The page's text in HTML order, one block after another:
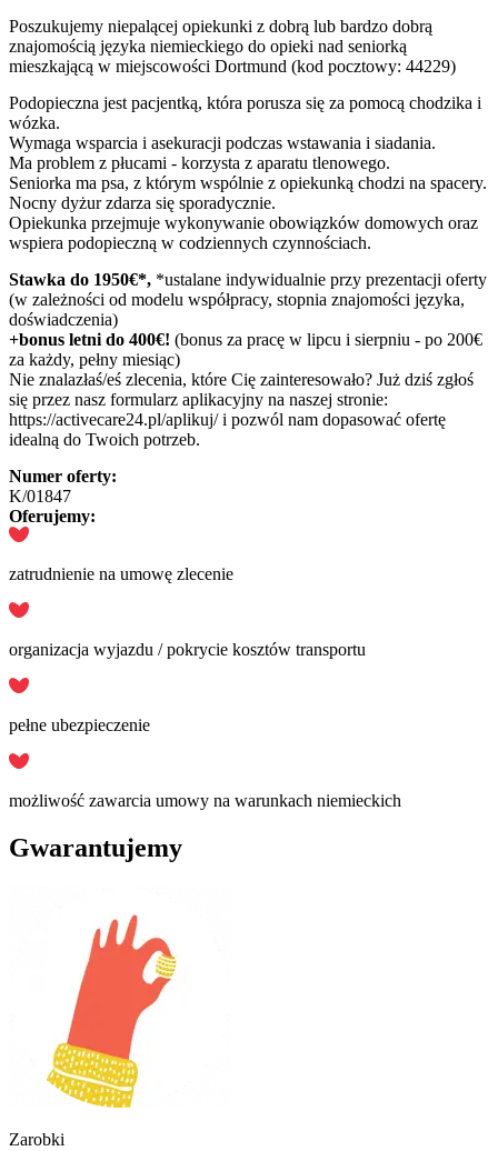
Poszukujemy niepalącej opiekunki z dobrą lub bardzo dobrą
znajomością języka niemieckiego do opieki nad seniorką
mieszkającą w miejscowości Dortmund (kod pocztowy: 44229)
Podopieczna jest pacjentką, która porusza się za pomocą chodzika i
wózka.
Wymaga wsparcia i asekuracji podczas wstawania i siadania.
Ma problem z płucami - korzysta z aparatu tlenowego.
Seniorka ma psa, z którym wspólnie z opiekunką chodzi na spacery.
Nocny dyżur zdarza się sporadycznie.
Opiekunka przejmuje wykonywanie obowiązków domowych oraz
wspiera podopieczną w codziennych czynnościach.
Stawka do 1950€*, *ustalane indywidualnie przy prezentacji oferty
(w zależności od modelu współpracy, stopnia znajomości języka,
doświadczenia)
+bonus letni do 400€! (bonus za pracę w lipcu i sierpniu - po 200€
za każdy, pełny miesiąc)
Nie znalazłaś/eś zlecenia, które Cię zainteresowało? Już dziś zgłoś
się przez nasz formularz aplikacyjny na naszej stronie:
https://activecare24.pl/aplikuj/ i pozwól nam dopasować ofertę
idealną do Twoich potrzeb.
Numer oferty:
K/01847
Oferujemy:
zatrudnienie na umowę zlecenie
organizacja wyjazdu / pokrycie kosztów transportu
pełne ubezpieczenie
możliwość zawarcia umowy na warunkach niemieckich
Gwarantujemy
Zarobki